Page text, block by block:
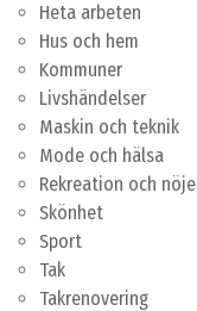
Heta arbeten
Hus och hem
Kommuner
Livshändelser
Maskin och teknik
Mode och hälsa
Rekreation och nöje
Skönhet
Sport
Tak
Takrenovering